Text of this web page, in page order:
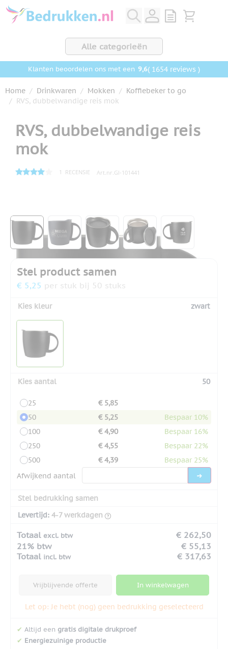
Ga naar de inhoud
View quote,
Bekijk
Alle categorieën
Klanten beoordelen ons met een 9,6( 1654 reviews )
Home / Drinkwaren / Mokken / Koffiebeker to go
/ RVS, dubbelwandige reis mok
RVS, dubbelwandige reis
mok
1 RECENSIE Art.nr. GI-101441
View larger imageView larger imageView larger image
View larger image
View larger
Stel product samen
€ 5,25 per stuk bij 50 stuks
Kies kleur zwart
Kies aantal 50
25
€ 5,85
50
€ 5,25
Bespaar 10%
100
€ 4,90
Bespaar 16%
250
€ 4,55
Bespaar 22%
500
€ 4,39
Bespaar 25%
Afwijkend aantal
Stel bedrukking samen
Levertijd: 4-7 werkdagen
Totaal excl. btw
€ 262,50
21% btw
€ 55,13
Totaal incl. btw € 317,63
Vrijblijvende offerte In winkelwagen
Let op: Je hebt (nog) geen bedrukking geselecteerd
✔ Altijd een gratis digitale drukproef
✔ Energiezuinige productie